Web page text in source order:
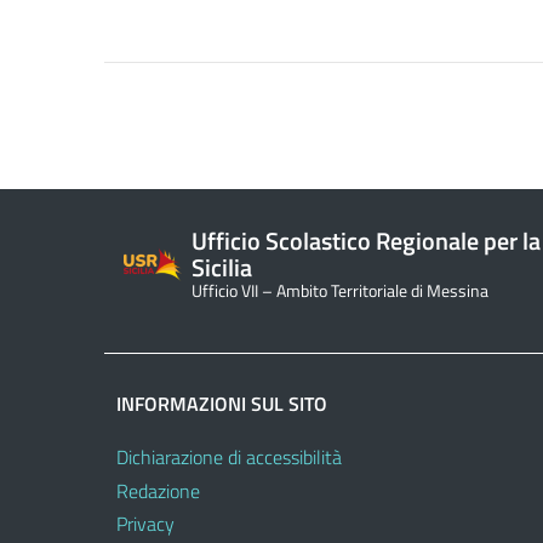
Ufficio Scolastico Regionale per la
Sicilia
Ufficio VII – Ambito Territoriale di Messina
INFORMAZIONI SUL SITO
Dichiarazione di accessibilità
Redazione
Privacy